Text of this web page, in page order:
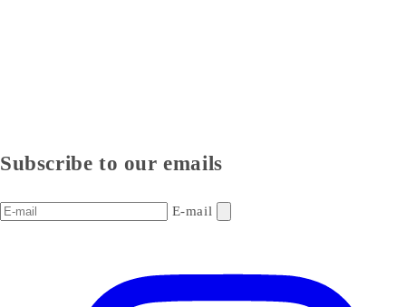
Subscribe to our emails
E-mail